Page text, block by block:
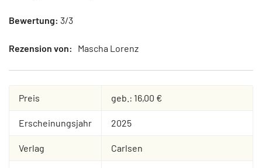
Bewertung: 3/3
Rezension von: Mascha Lorenz
Preis geb.: 16,00 €
Erscheinungsjahr 2025
Verlag Carlsen